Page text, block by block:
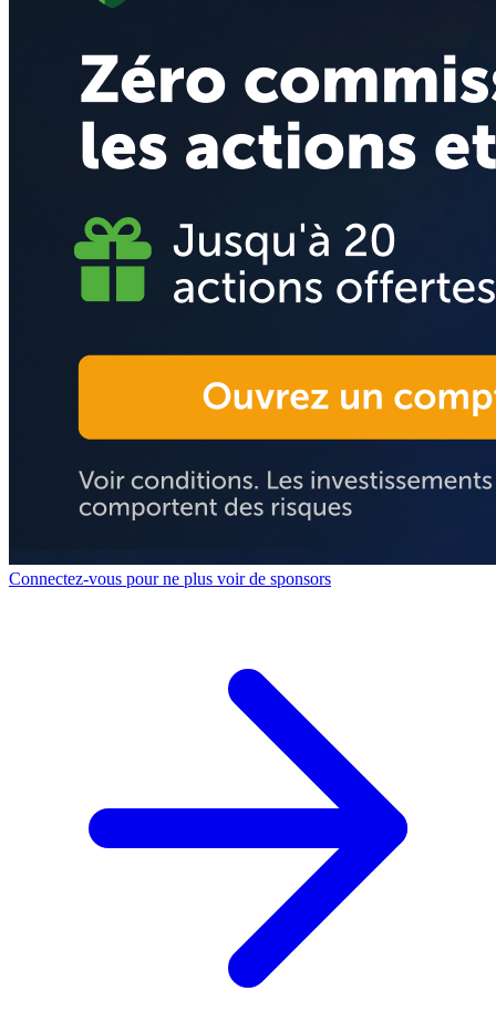
Connectez-vous pour ne plus voir de sponsors